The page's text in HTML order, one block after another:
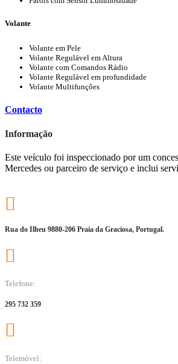
Volante
Volante em Pele
Volante Regulável em Altura
Volante com Comandos Rádio
Volante Regulável em profundidade
Volante Multifunções
Contacto
Informação
Este veículo foi inspeccionado por um
Mercedes ou parceiro de serviço e inclui
Rua do Ilheu 9880-206 Praia da Graciosa, Portugal.
Telefone:
295 732 359
Telemóvel: